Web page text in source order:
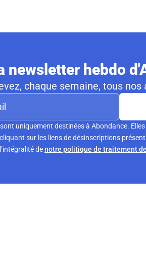
newsletter hebdo
chaque semaine, tous
uniquement destinées à Abondance.
sur les liens de désinscriptions
denotre politique de traitement